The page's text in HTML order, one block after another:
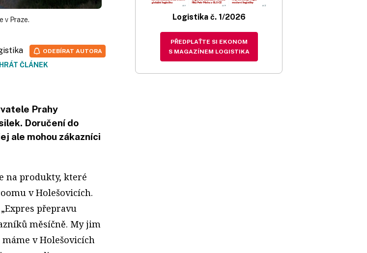
v Praze.
ČLÁNEK
ODEBÍRAT AUTORA
Prahy
Doručení do
ale mohou zákazníci
na produkty, které
v Holešovicích.
přepravu
měsíčně. My jim
v Holešovicích
Logistika č. 1/2026
PŘEDPLAŤTE SI EKONOM
S MAGAZÍNEM LOGISTIKA